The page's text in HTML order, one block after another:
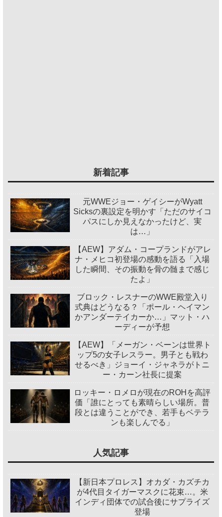
新着記事
元WWEジョー・ゲイシーがWyatt
Sicksの裏設定を明かす「ただのサイコ
パスにしか見えなかったけど、実
は…」
【AEW】アダム・コープランドがアレ
ナ・メヒコ初登場の感動を語る「入場
した瞬間、その振動を骨の髄まで感じ
たよ」
ブロック・レスナーのWWE殿堂入り
式典はどうなる？「ポール・ヘイマン
かアンダーテイカーか…」マット・ハ
ーディーが予想
【AEW】「メーガン・ベーンは世界ト
ップ5の女子レスラー。男子とも戦わ
せるべき」ジョーイ・ジャネラがトニ
ー・カーン社長に提案
ロッキー・ロメロが現在のROHを高評
価「誰にとっても素晴らしい場所。普
段とは違うことができ、若手もベテラ
ンも楽しんでる」
人気記事
【新日本プロレス】オカダ・カズチカ
が4代目タイガーマスクに花束…。米
インディ団体での試合後にサプライズ
登場